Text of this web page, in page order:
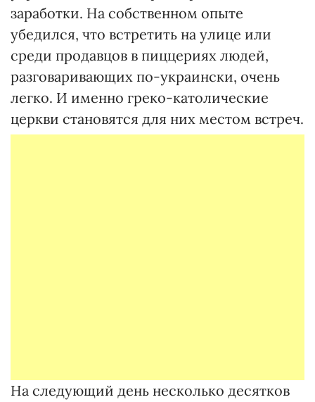
заработки. На собственном опыте
убедился, что встретить на улице или
среди продавцов в пиццериях людей,
разговаривающих по-украински, очень
легко. И именно греко-католические
церкви становятся для них местом встреч.
На следующий день несколько десятков